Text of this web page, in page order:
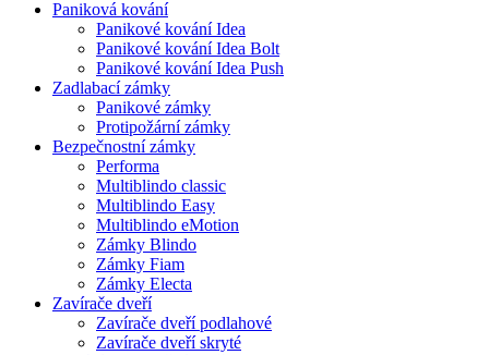
Paniková kování
Panikové kování Idea
Panikové kování Idea Bolt
Panikové kování Idea Push
Zadlabací zámky
Panikové zámky
Protipožární zámky
Bezpečnostní zámky
Performa
Multiblindo classic
Multiblindo Easy
Multiblindo eMotion
Zámky Blindo
Zámky Fiam
Zámky Electa
Zavírače dveří
Zavírače dveří podlahové
Zavírače dveří skryté